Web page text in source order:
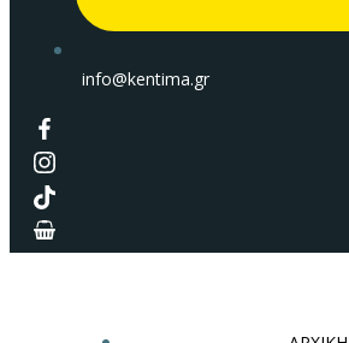
info@kentima.gr